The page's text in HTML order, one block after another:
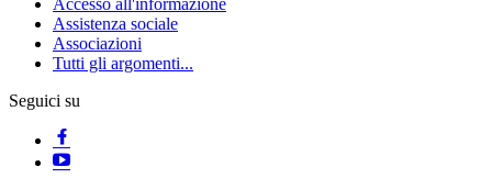
Accesso all'informazione
Assistenza sociale
Associazioni
Tutti gli argomenti...
Seguici su